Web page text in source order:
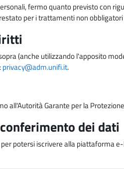
fermo quanto previsto con
per i trattamenti non
(anche utilizzando l'apposito
privacy@adm.unifi.it.
all'Autorità Garante per la
dei dati
potersi iscrivere alla piattaforma